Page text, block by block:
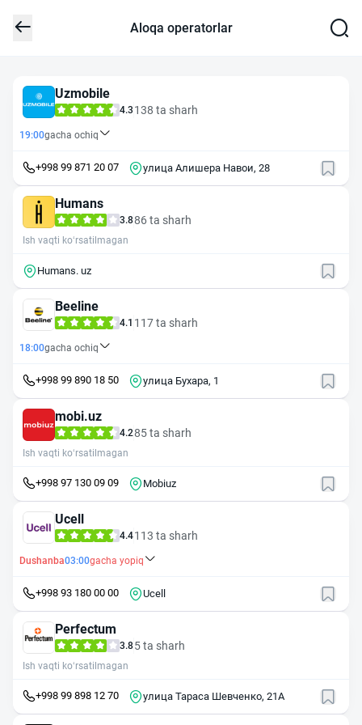
Aloqa operatorlar
Uzmobile
4.3 138 ta sharh
19:00gacha ochiq
+998 99 871 20 07 улица Алишера Навои, 28
Humans
3.886 ta sharh
Ish vaqti ko‘rsatilmagan
Humans. uz
Beeline
4.1 117 ta sharh
18:00gacha ochiq
+998 99 890 18 50 улица Бухара, 1
mobi.uz
4.285 ta sharh
Ish vaqti ko‘rsatilmagan
+998 97 130 09 09 Mobiuz
Ucell
4.4113 ta sharh
Dushanba03:00gacha yopiq
+998 93 180 00 00 Ucell
Perfectum
3.85 ta sharh
Ish vaqti ko‘rsatilmagan
+998 99 898 12 70 улица Тараса Шевченко, 21А